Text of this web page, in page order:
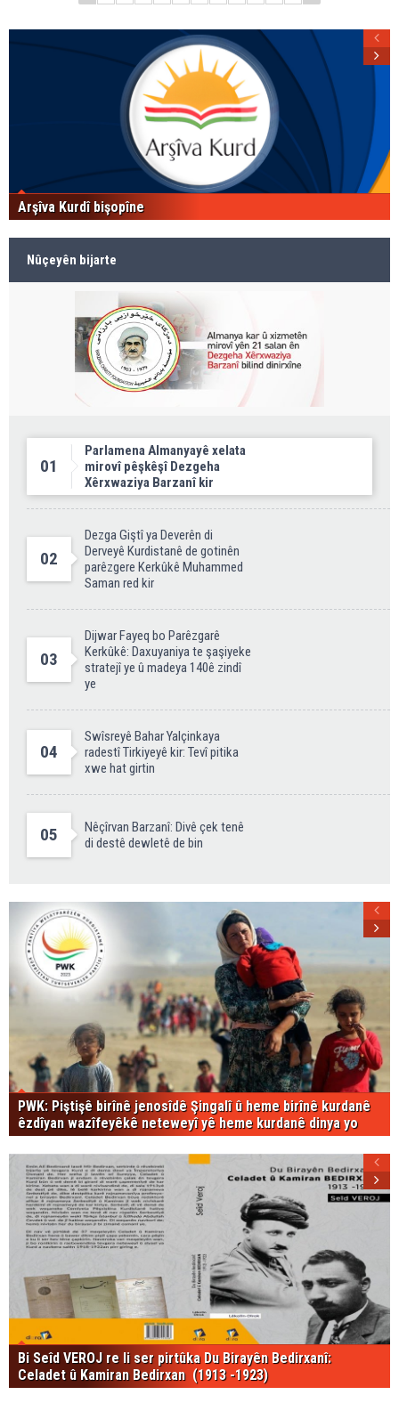
Arşîva Kurdî bişopîne
Nûçeyên bijarte
01
Parlamena Almanyayê xelata
mirovî pêşkêşî Dezgeha
Xêrxwaziya Barzanî kir
02
Dezga Giştî ya Deverên di
Derveyê Kurdistanê de gotinên
parêzgere Kerkûkê Muhammed
Saman red kir
03
Dijwar Fayeq bo Parêzgarê
Kerkûkê: Daxuyaniya te şaşiyeke
stratejî ye û madeya 140ê zindî
ye
04
Swîsreyê Bahar Yalçinkaya
radestî Tirkiyeyê kir: Tevî pitika
xwe hat girtin
05
Nêçîrvan Barzanî: Divê çek tenê
di destê dewletê de bin
PWK: Piştişê birînê jenosîdê Şingalî û heme birînê kurdanê
êzdîyan wazîfeyêkê neteweyî yê heme kurdanê dinya yo
Bi Seîd VEROJ re li ser pirtûka Du Birayên Bedirxanî:
Celadet û Kamiran Bedirxan (1913 -1923)